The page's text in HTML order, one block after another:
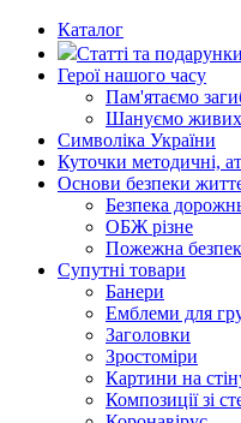
Каталог
Статті та подарунки
Герої нашого часу
Пам'ятаємо
Шануємо живих
Символіка України
Куточки методичні,
Основи безпеки
Безпека
ОБЖ різне
Пожежна
Супутні товари
Банери
Емблеми для
Заголовки
Зростоміри
Картини на
Композиції зі